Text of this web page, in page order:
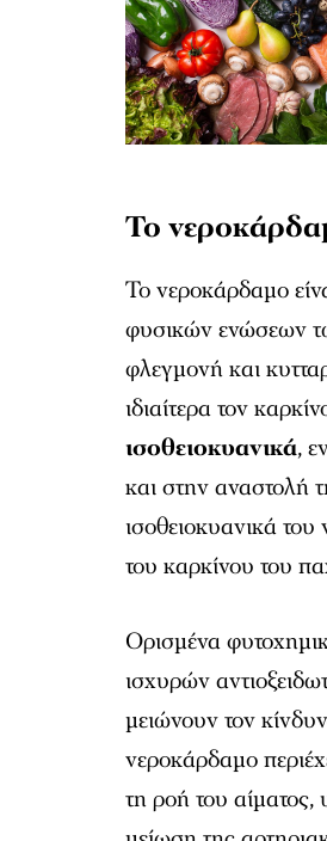
Το
Το νεροκάρδαμο
φυσικών ενώσεων
φλεγμονή και
ιδιαίτερα τον
ισοθειοκυανικά,
και στην αναστολή
ισοθειοκυανικά
του καρκίνου του
Ορισμένα
ισχυρών
μειώνουν τον
νεροκάρδαμο
τη ροή του